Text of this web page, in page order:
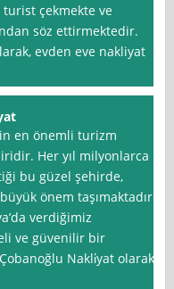
çekmekte ve
söz ettirmektedir.
evden eve nakliyat
en önemli turizm
Her yıl milyonlarca
bu güzel şehirde,
önem taşımaktadır.
verdiğimiz
ve güvenilir bir
Nakli̇yat olarak,